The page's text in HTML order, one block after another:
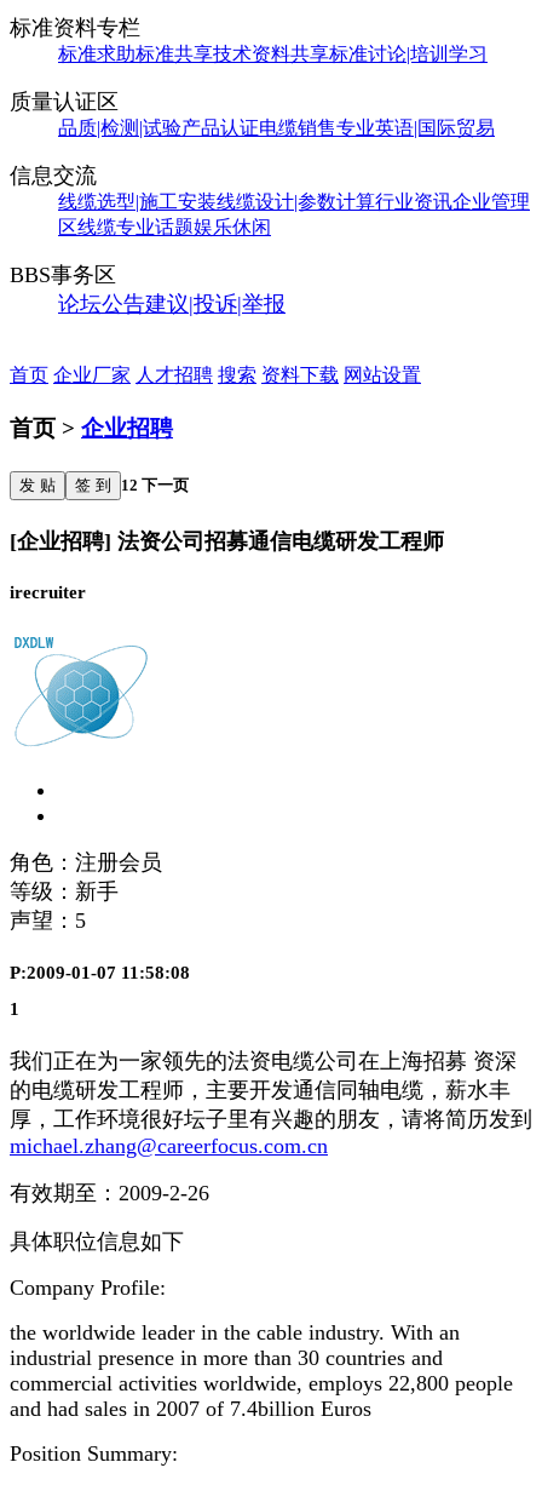
标准资料专栏
标准求助标准共享技术资料共享标准讨论|培训学习
质量认证区
品质|检测|试验产品认证电缆销售专业英语|国际贸易
信息交流
线缆选型|施工安装线缆设计|参数计算行业资讯企业管理
区线缆专业话题娱乐休闲
BBS事务区
论坛公告建议|投诉|举报
首页 企业厂家 人才招聘 搜索 资料下载 网站设置
首页 > 企业招聘
发 贴 签 到 12 下一页
[企业招聘] 法资公司招募通信电缆研发工程师
irecruiter
角色：注册会员
等级：新手
声望： 5
P:2009-01-07 11:58:08
1
我们正在为一家领先的法资电缆公司在上海招募 资深
的电缆研发工程师，主要开发通信同轴电缆，薪水丰
厚，工作环境很好坛子里有兴趣的朋友，请将简历发到
michael.zhang@careerfocus.com.cn
有效期至：2009-2-26
具体职位信息如下
Company Profile:
the worldwide leader in the cable industry. With an
industrial presence in more than 30 countries and
commercial activities worldwide, employs 22,800 people
and had sales in 2007 of 7.4billion Euros
Position Summary: